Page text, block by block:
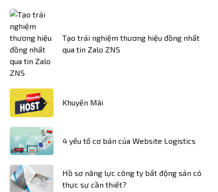
Tạo trải nghiệm thương hiệu đồng nhất
qua tin Zalo ZNS
Khuyến Mãi
4 yếu tố cơ bản của Website Logistics
Hồ sơ năng lực công ty bất động sản có
thực sự cần thiết?